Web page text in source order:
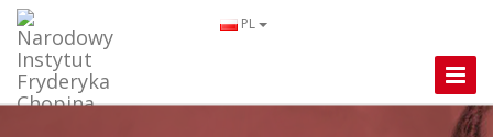
PL
Toggle